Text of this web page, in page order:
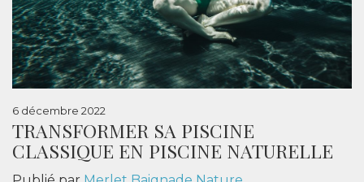
6 décembre 2022
TRANSFORMER SA PISCINE
CLASSIQUE EN PISCINE NATURELLE